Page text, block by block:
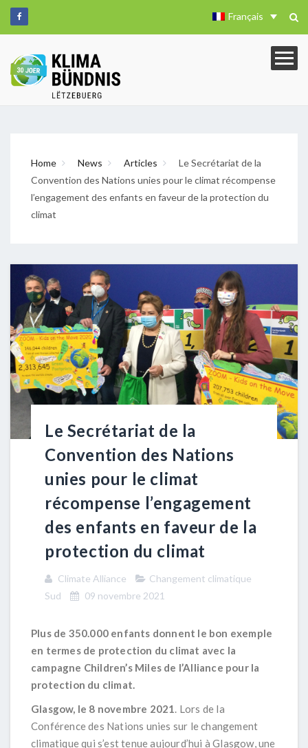
Français
Home News Articles
Le Secrétariat de la
Convention des Nations unies pour le climat récompense
l’engagement des enfants en faveur de la protection du
climat
Le Secrétariat de la
Convention des Nations
unies pour le climat
récompense l’engagement
des enfants en faveur de la
protection du climat
Climate Alliance
Changement climatique
Sud
09 novembre 2021
Plus de 350.000 enfants donnent le bon exemple
en termes de protection du climat avec la
campagne Children’s Miles de l’Alliance pour la
protection du climat.
Glasgow, le 8 novembre 2021. Lors de la
Conférence des Nations unies sur le changement
climatique qui s’est tenue aujourd’hui à Glasgow, une